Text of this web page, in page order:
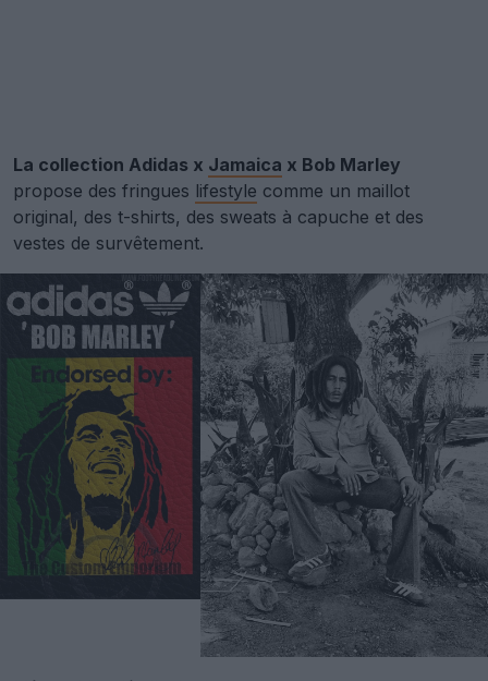
La collection Adidas x Jamaica x Bob Marley
propose des fringues lifestyle comme un maillot
original, des t-shirts, des sweats à capuche et des
vestes de survêtement.